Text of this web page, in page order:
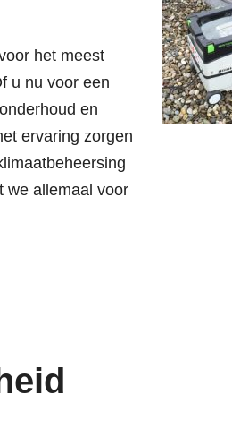
het meest
u nu voor een
en
ervaring zorgen
we allemaal voor